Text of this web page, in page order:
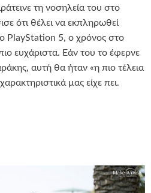
τη νοσηλεία του στο
ότι θέλει να εκπληρωθεί
PlayStation 5, ο χρόνος στο
ευχάριστα. Εάν του το έφερνε
αυτή θα ήταν «η πιο τέλεια
μας είχε πει.